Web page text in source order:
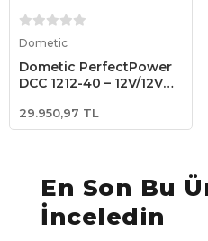
Dometic
Dometic PerfectPower
DCC 1212-40 – 12V/12V
Cihazı
29.950,97 TL
En Son Bu
İnceledin